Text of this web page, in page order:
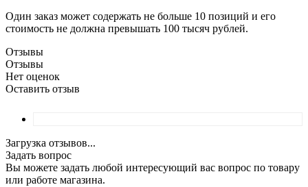
Один заказ может содержать не больше 10 позиций и его
стоимость не должна превышать 100 тысяч рублей.
Отзывы
Отзывы
Нет оценок
Оставить отзыв
Загрузка отзывов...
Задать вопрос
Вы можете задать любой интересующий вас вопрос по товару
или работе магазина.